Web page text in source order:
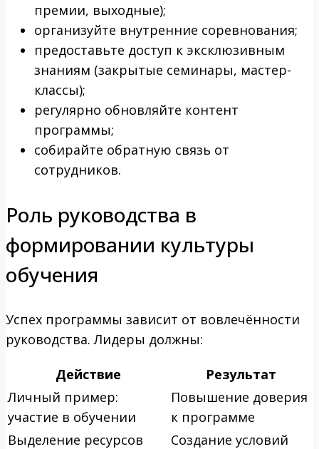
премии, выходные);
организуйте внутренние соревнования;
предоставьте доступ к эксклюзивным
знаниям (закрытые семинары, мастер-
классы);
регулярно обновляйте контент
программы;
собирайте обратную связь от
сотрудников.
Роль руководства в
формировании культуры
обучения
Успех программы зависит от вовлечённости
руководства. Лидеры должны:
Действие
Результат
Личный пример:
участие в обучении
Повышение доверия
к программе
Выделение ресурсов
Создание условий